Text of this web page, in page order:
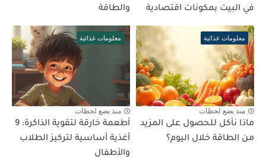
في البيت بمكونات اقتصادية
والطاقة
معلومات غذائية
منذ بضع لحظات
ماذا نأكل للحصول على المزيد
من الطاقة خلال اليوم؟
معلومات غذائية
منذ بضع لحظات
أطعمة خارقة لتقوية الذاكرة: 9
أغذية أساسية لتركيز الطلاب
والأطفال